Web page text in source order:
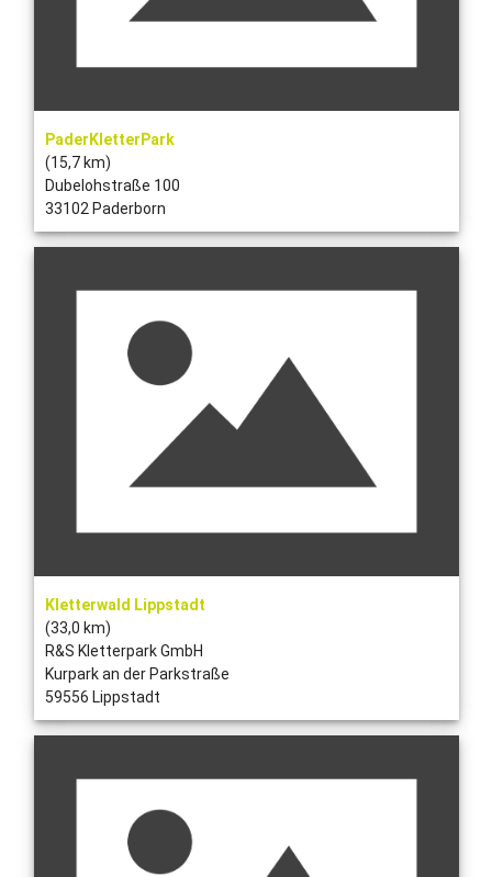
PaderKletterPark
(15,7 km)
Dubelohstraße 100
33102 Paderborn
Kletterwald Lippstadt
(33,0 km)
R&S Kletterpark GmbH
Kurpark an der Parkstraße
59556 Lippstadt